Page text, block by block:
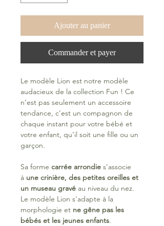
Ajouter au panier
Commander et payer
Le modèle Lion est notre modèle
audacieux de la collection Fun ! Ce
n’est pas seulement un accessoire
tendance, c'est un compagnon de
chaque instant pour votre bébé et
votre enfant, qu’il soit une fille ou un
garçon.
Sa forme carrée arrondie s’associe
à une crinière, des petites oreilles et
un museau gravé au niveau du nez.
Le modèle Lion s'adapte à la
morphologie et ne gêne pas les
bébés et les jeunes enfants.